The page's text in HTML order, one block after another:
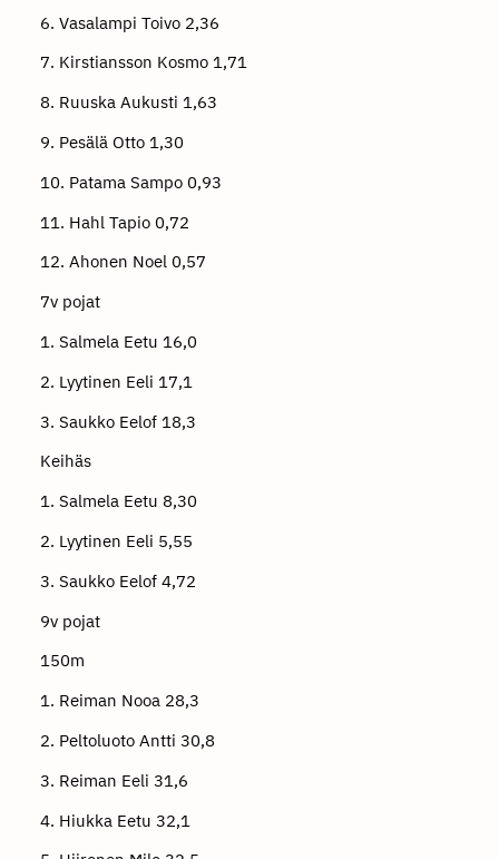
6. Vasalampi Toivo 2,36
7. Kirstiansson Kosmo 1,71
8. Ruuska Aukusti 1,63
9. Pesälä Otto 1,30
10. Patama Sampo 0,93
11. Hahl Tapio 0,72
12. Ahonen Noel 0,57
7v pojat
1. Salmela Eetu 16,0
2. Lyytinen Eeli 17,1
3. Saukko Eelof 18,3
Keihäs
1. Salmela Eetu 8,30
2. Lyytinen Eeli 5,55
3. Saukko Eelof 4,72
9v pojat
150m
1. Reiman Nooa 28,3
2. Peltoluoto Antti 30,8
3. Reiman Eeli 31,6
4. Hiukka Eetu 32,1